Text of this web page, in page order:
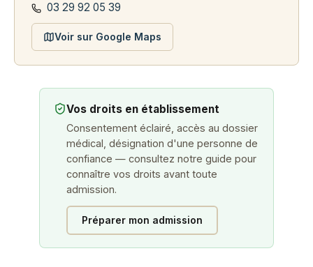
03 29 92 05 39
Voir sur Google Maps
Vos droits en établissement
Consentement éclairé, accès au dossier
médical, désignation d'une personne de
confiance — consultez notre guide pour
connaître vos droits avant toute
admission.
Préparer mon admission